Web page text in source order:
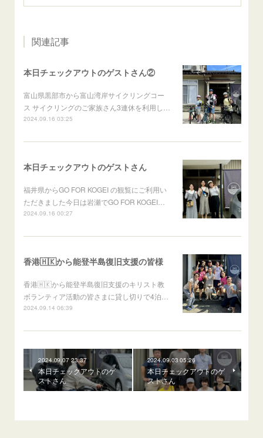
関連記事
本日チェックアウトのゲストさん②
富山県黒部市から富山湾岸サイクリングコー
ス サイクリングのご家族さん3連休を利用し…
2024.09.16 03:25
本日チェックアウトのゲストさん
福井県からGO FOR KOGEI の観覧にご利用い
ただきました今日は岩瀬でGO FOR KOGEI…
2024.09.16 00:27
香港🇭🇰から能登半島復旧支援の皆様
香港🇭🇰から能登半島復旧支援のキリスト教
ボランティア活動の皆さまに貸し切りで4泊…
2024.09.14 06:39
2024.09.07 23:37
本日チェックアウトのゲ
ストさん
2024.09.03 05:26
本日チェックアウトのゲ
ストさん